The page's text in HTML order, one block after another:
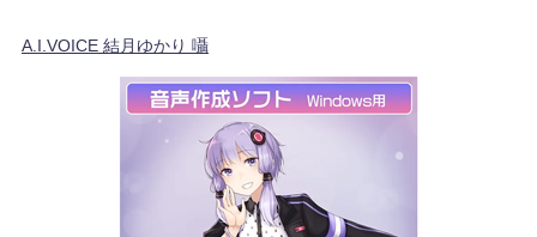
A.I.VOICE 結月ゆかり 囁